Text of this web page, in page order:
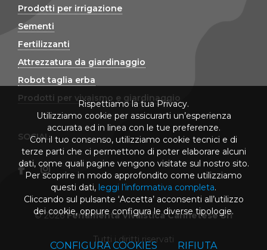
Prodotti per irrigazione
Sementi
Fertilizzanti
Attrezzatura da giardinaggio
Robot taglia erba
Prodotti per vivaismo e giardinaggio
SOCIAL
© 2026Ferramenta Vivaistica Cannetese Srl
Tutti i diritti riservati
Rispettiamo la tua Privacy.
Utilizziamo cookie per assicurarti un’esperienza
accurata ed in linea con le tue preferenze.
Con il tuo consenso, utilizziamo cookie tecnici e di
terze parti che ci permettono di poter elaborare alcuni
dati, come quali pagine vengono visitate sul nostro sito.
Per scoprire in modo approfondito come utilizziamo
questi dati, leggi l’informativa completa.
Cliccando sul pulsante ‘Accetta’ acconsenti all’utilizzo
dei cookie, oppure configura le diverse tipologie.
CONFIGURA COOKIES RIFIUTA